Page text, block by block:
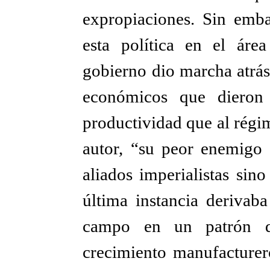
expropiaciones. Sin
esta política en el
gobierno dio marcha
económicos que
productividad que al
autor, “su peor
aliados imperialistas
última instancia
campo en un patrón
crecimiento